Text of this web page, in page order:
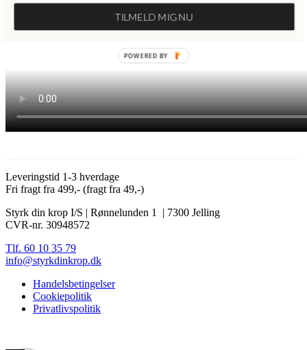
Leveringstid 1-3 hverdage
Fri fragt fra 499,- (fragt fra 49,-)
Styrk din krop I/S | Rønnelunden 1 | 7300 Jelling
CVR-nr. 30948572
Tlf. 60 10 35 79
info@styrkdinkrop.dk
Handelsbetingelser
Cookiepolitik
Privatlivspolitik
TILMELD MIG NU
POWERED BY